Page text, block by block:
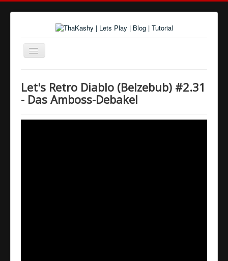
Navigation
an/aus
Über uns
Let's Retro Diablo (Belzebub) #2.31
- Das Amboss-Debakel